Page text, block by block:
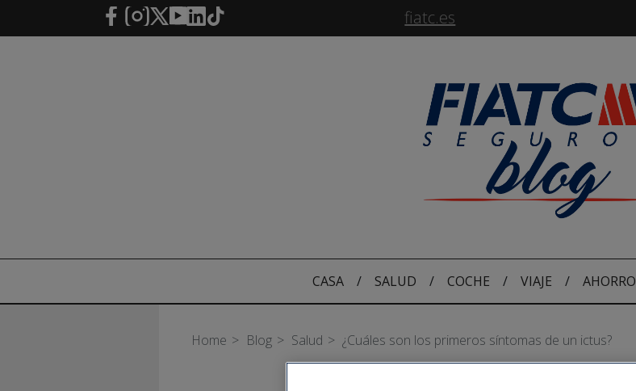
Saltar al contenido principal fiatc.es
CASA / SALUD / COCHE / VIAJE / AHORRO
Home Blog Salud ¿Cuáles son los primeros síntomas de un ictus?